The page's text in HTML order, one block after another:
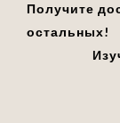
Получите
остальных!